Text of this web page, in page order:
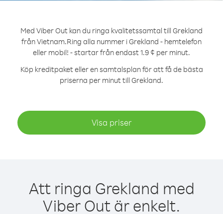
Med Viber Out kan du ringa kvalitetssamtal till Grekland
från Vietnam.Ring alla nummer i Grekland - hemtelefon
eller mobil! - startar från endast 1.9 ¢ per minut.
Köp kreditpaket eller en samtalsplan för att få de bästa
priserna per minut till Grekland.
Visa priser
Att ringa Grekland med
Viber Out är enkelt.